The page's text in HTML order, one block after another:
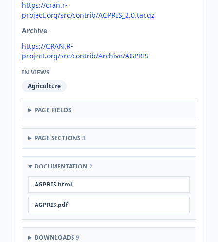
https://cran.r-
project.org/src/contrib/AGPRIS_2.0.tar.gz
Archive
https://CRAN.R-
project.org/src/contrib/Archive/AGPRIS
IN VIEWS
Agriculture
PAGE FIELDS
PAGE SECTIONS 3
DOCUMENTATION 2
AGPRIS.html
AGPRIS.pdf
DOWNLOADS 9